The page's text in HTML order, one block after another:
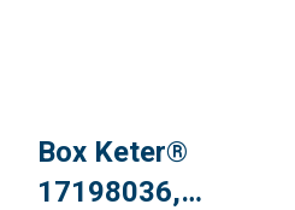
Box Keter®
17198036,